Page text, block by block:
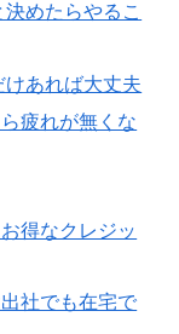
めたらやるこ
あれば大丈夫
疲れが無くな
得なクレジッ
社でも在宅で